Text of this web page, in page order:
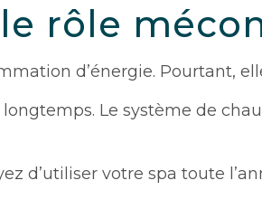
rôle
d’énergie. Pourtant,
Le système de
d’utiliser votre spa toute